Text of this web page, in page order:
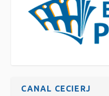
CANAL CECIERJ